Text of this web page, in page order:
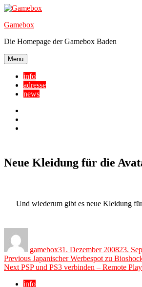
Skip
content
Gamebox
Die Homepage der Gamebox Baden
Menu
info
adresse
news
Neue Kleidung für die
Und wiederum gibt es neue Kleidung
gamebox31. Dezember 200823.
Beitragsnavigation
Previous Previous
post:
Japanischer Werbespot zu
Next Next
PSP und PS3 verbinden – Remote Play
info